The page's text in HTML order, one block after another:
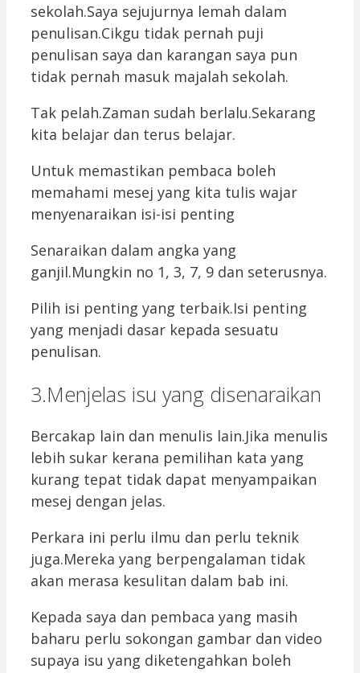
sekolah.Saya sejujurnya lemah dalam
penulisan.Cikgu tidak pernah puji
penulisan saya dan karangan saya pun
tidak pernah masuk majalah sekolah.
Tak pelah.Zaman sudah berlalu.Sekarang
kita belajar dan terus belajar.
Untuk memastikan pembaca boleh
memahami mesej yang kita tulis wajar
menyenaraikan isi-isi penting
Senaraikan dalam angka yang
ganjil.Mungkin no 1, 3, 7, 9 dan seterusnya.
Pilih isi penting yang terbaik.Isi penting
yang menjadi dasar kepada sesuatu
penulisan.
3.Menjelas isu yang disenaraikan
Bercakap lain dan menulis lain.Jika menulis
lebih sukar kerana pemilihan kata yang
kurang tepat tidak dapat menyampaikan
mesej dengan jelas.
Perkara ini perlu ilmu dan perlu teknik
juga.Mereka yang berpengalaman tidak
akan merasa kesulitan dalam bab ini.
Kepada saya dan pembaca yang masih
baharu perlu sokongan gambar dan video
supaya isu yang diketengahkan boleh